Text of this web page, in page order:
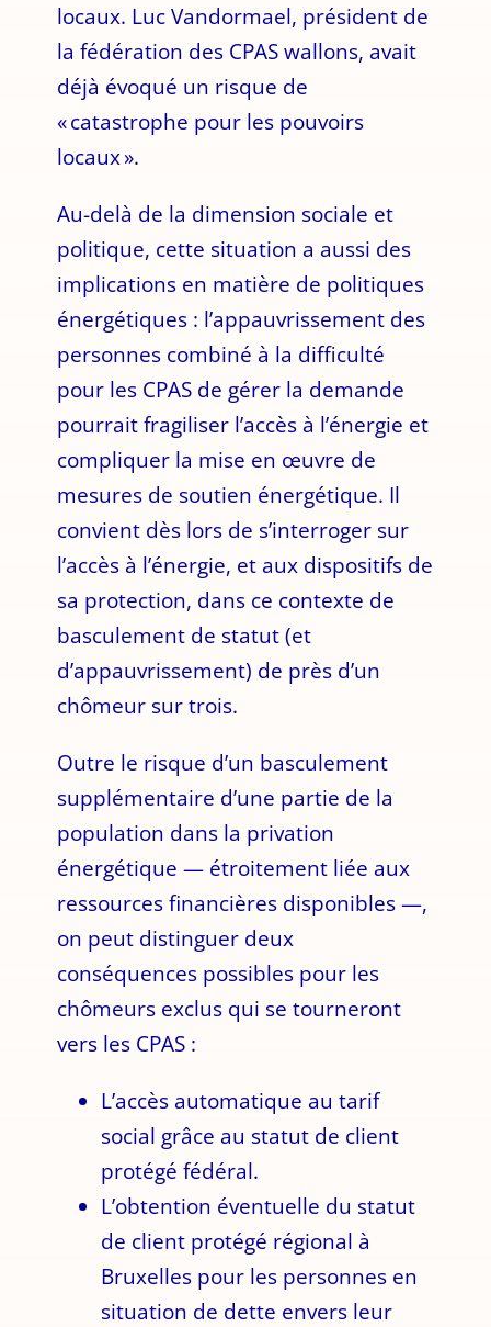
locaux. Luc Vandormael, président de
la fédération des CPAS wallons, avait
déjà évoqué un risque de
« catastrophe pour les pouvoirs
locaux ».
Au-delà de la dimension sociale et
politique, cette situation a aussi des
implications en matière de politiques
énergétiques : l’appauvrissement des
personnes combiné à la difficulté
pour les CPAS de gérer la demande
pourrait fragiliser l’accès à l’énergie et
compliquer la mise en œuvre de
mesures de soutien énergétique. Il
convient dès lors de s’interroger sur
l’accès à l’énergie, et aux dispositifs de
sa protection, dans ce contexte de
basculement de statut (et
d’appauvrissement) de près d’un
chômeur sur trois.
Outre le risque d’un basculement
supplémentaire d’une partie de la
population dans la privation
énergétique — étroitement liée aux
ressources financières disponibles —,
on peut distinguer deux
conséquences possibles pour les
chômeurs exclus qui se tourneront
vers les CPAS :
L’accès automatique au tarif
social grâce au statut de client
protégé fédéral.
L’obtention éventuelle du statut
de client protégé régional à
Bruxelles pour les personnes en
situation de dette envers leur